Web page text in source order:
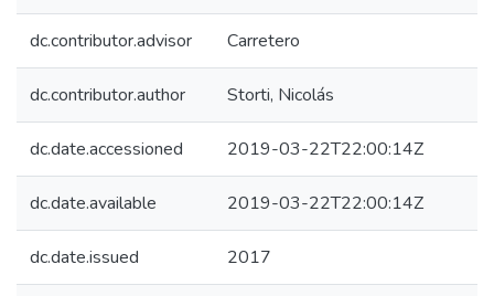
dc.contributor.advisor Carretero
dc.contributor.author Storti, Nicolás
dc.date.accessioned 2019-03-22T22:00:14Z
dc.date.available 2019-03-22T22:00:14Z
dc.date.issued 2017